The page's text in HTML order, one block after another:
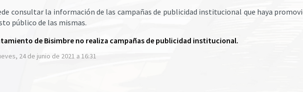
consultar la información de las campañas de publicidad institucional que haya
público de las mismas.
de Bisimbre no realiza campañas de publicidad institucional.
24 de junio de 2021 a 16:31